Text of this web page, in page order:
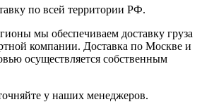
по всей территории РФ.
мы обеспечиваем доставку груза
компании. Доставка по Москве и
осуществляется собственным
у наших менеджеров.